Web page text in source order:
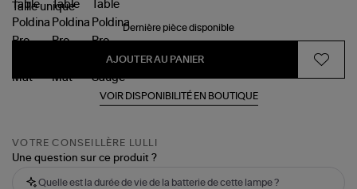
Tailleunique
Dernière pièce disponible
AJOUTER AU PANIER
VOIR DISPONIBILITÉ EN BOUTIQUE
VOTRE CONSEILLÈRE LULLI
Une question sur ce produit ?
Quelle est la durée de vie de la batterie de cette lampe ?